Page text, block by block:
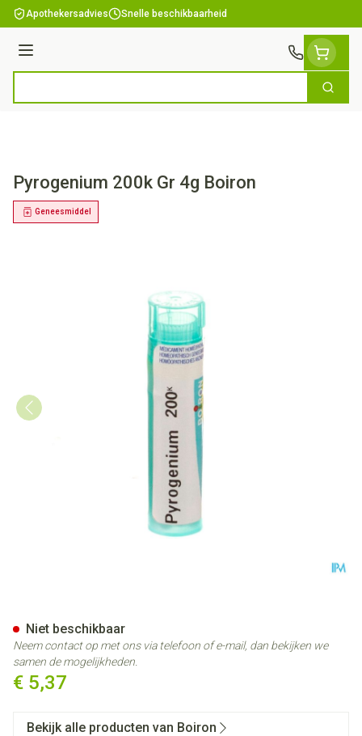
Ga naar de inhoud
Apothekersadvies Snelle beschikbaarheid
Menu
Zoek
Pyrogenium 200k Gr 4g Boiron
Geneesmiddel
€ 5,37
Niet beschikbaar
Neem contact op met ons via telefoon of e-mail, dan bekijken we
samen de mogelijkheden.
Bekijk alle producten van Boiron